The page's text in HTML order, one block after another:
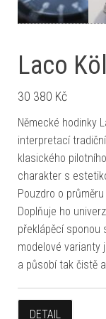
Laco
30 380 Kč
Německé hodinky
interpretací
klasického
charakter s
Pouzdro o
Doplňuje ho
překlápěcí sponou
modelové varianty
a působí tak čistě
DETAIL